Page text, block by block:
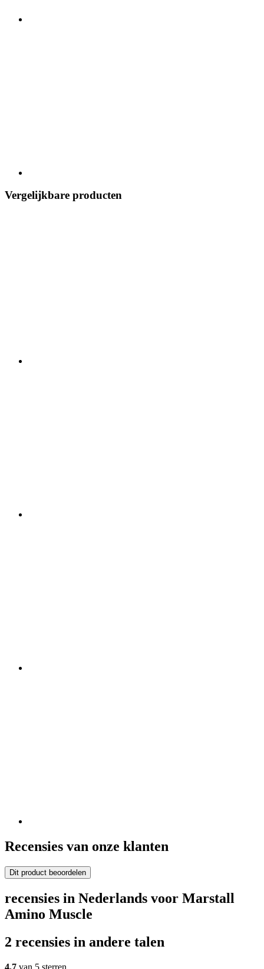
Vergelijkbare producten
Recensies van onze klanten
Dit product beoordelen
recensies in Nederlands voor Marstall
Amino Muscle
2 recensies in andere talen
4,7 van 5 sterren